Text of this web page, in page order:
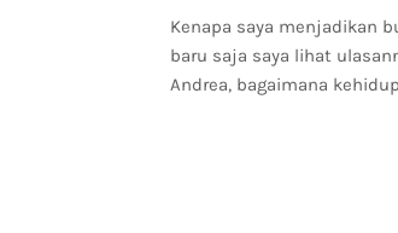
Kenapa saya menjadikan
baru saja saya lihat
Andrea, bagaimana